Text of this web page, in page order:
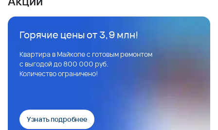
Горячие цены от 3,9 млн!
Квартира в Майкопе с готовым ремонтом
с выгодой до 800 000 руб.
Количество ограничено!
Узнать подробнее